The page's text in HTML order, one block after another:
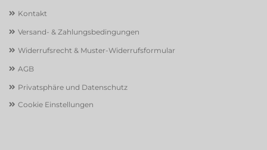
Kontakt
Versand- & Zahlungsbedingungen
Widerrufsrecht & Muster-Widerrufsformular
AGB
Privatsphäre und Datenschutz
Cookie Einstellungen